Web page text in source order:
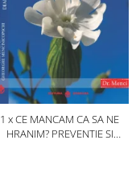
1 x CE MANCAM CA SA NE
HRANIM? PREVENTIE SI